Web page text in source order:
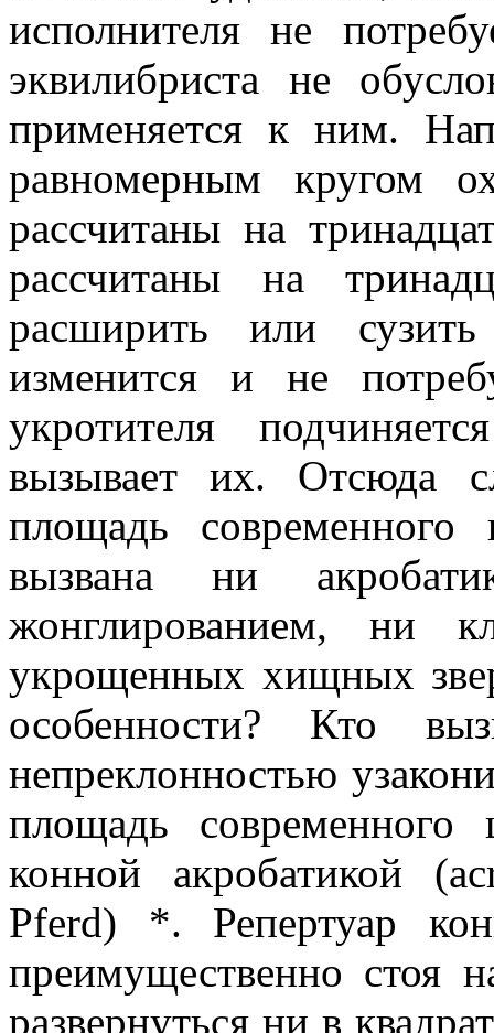
исполнителя не
эквилибриста не
применяется к ним.
равномерным кругом
рассчитаны на
рассчитаны на
расширить или
изменится и не
укротителя
вызывает их. Отсюда
площадь
вызвана ни
жонглированием, ни
укрощенных хищных
особенности? Кто
непреклонностью
площадь
конной акробатикой
Pferd) *. Репертуар
преимущественно стоя
развернуться ни в